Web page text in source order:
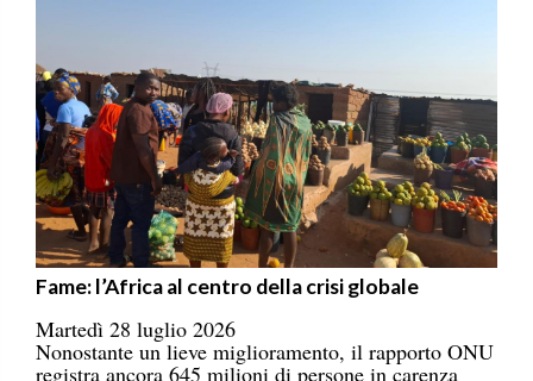
Fame: l’Africa al centro della crisi globale
Martedì 28 luglio 2026
Nonostante un lieve miglioramento, il rapporto ONU
registra ancora 645 milioni di persone in carenza